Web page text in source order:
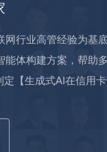
行业高管经验为
体构建方案，帮助
【生成式AI在信用
集团定制【AI营销
全流程AI化。 03-曾